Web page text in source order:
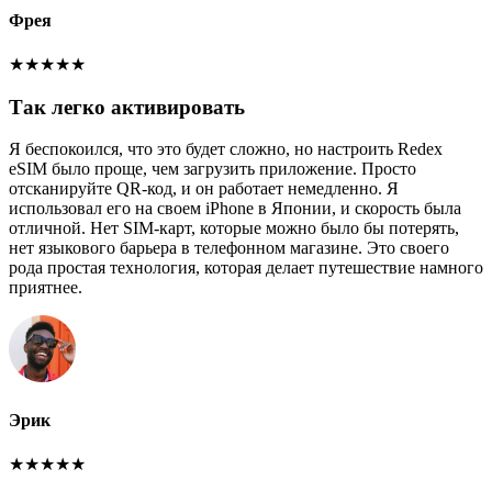
Фрея
★★★★★
Так легко активировать
Я беспокоился, что это будет сложно, но настроить Redex
eSIM было проще, чем загрузить приложение. Просто
отсканируйте QR-код, и он работает немедленно. Я
использовал его на своем iPhone в Японии, и скорость была
отличной. Нет SIM-карт, которые можно было бы потерять,
нет языкового барьера в телефонном магазине. Это своего
рода простая технология, которая делает путешествие намного
приятнее.
Эрик
★★★★★